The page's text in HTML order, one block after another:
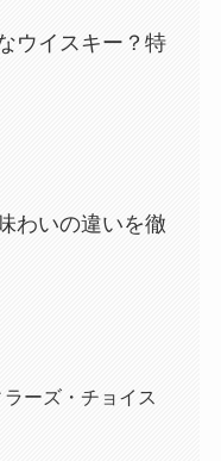
ウイスキー？特
わいの違いを徹
ーズ・チョイス